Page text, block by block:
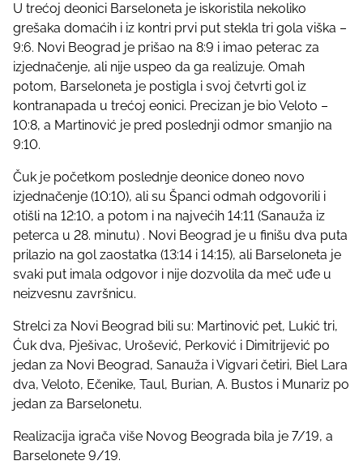
U trećoj deonici Barseloneta je iskoristila nekoliko
grešaka domaćih i iz kontri prvi put stekla tri gola viška –
9:6. Novi Beograd je prišao na 8:9 i imao peterac za
izjednačenje, ali nije uspeo da ga realizuje. Omah
potom, Barseloneta je postigla i svoj četvrti gol iz
kontranapada u trećoj eonici. Precizan je bio Veloto –
10:8, a Martinović je pred poslednji odmor smanjio na
9:10.
Čuk je početkom poslednje deonice doneo novo
izjednačenje (10:10), ali su Španci odmah odgovorili i
otišli na 12:10, a potom i na najvećih 14:11 (Sanauža iz
peterca u 28. minutu) . Novi Beograd je u finišu dva puta
prilazio na gol zaostatka (13:14 i 14:15), ali Barseloneta je
svaki put imala odgovor i nije dozvolila da meč uđe u
neizvesnu završnicu.
Strelci za Novi Beograd bili su: Martinović pet, Lukić tri,
Ćuk dva, Pješivac, Urošević, Perković i Dimitrijević po
jedan za Novi Beograd, Sanauža i Vigvari četiri, Biel Lara
dva, Veloto, Ečenike, Taul, Burian, A. Bustos i Munariz po
jedan za Barselonetu.
Realizacija igrača više Novog Beograda bila je 7/19, a
Barselonete 9/19.